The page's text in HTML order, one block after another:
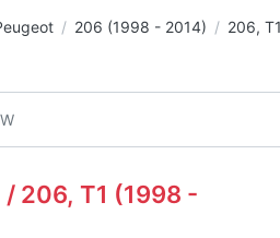
206 (1998 - 2014) 206,
/ 206, T1 (1998 -